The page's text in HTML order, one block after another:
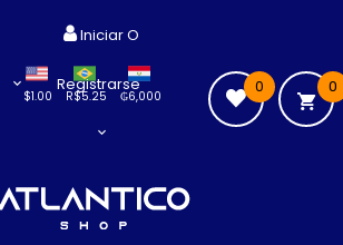
$1.00 ₲6,000
R$5.25
Iniciar O
Registrarse 0
0